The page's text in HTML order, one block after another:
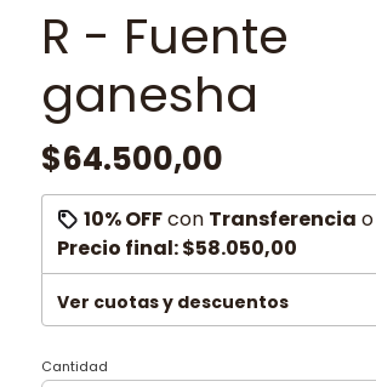
R - Fuente
ganesha
$64.500,00
10% OFFcon Transferencia o
Precio final:$58.050,00
Ver cuotas y descuentos
Cantidad